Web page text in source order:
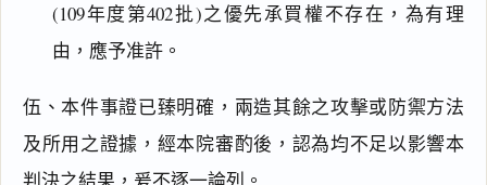
(109年度第402批)之優先承買權不存在，為有理
由，應予准許。
伍、本件事證已臻明確，兩造其餘之攻擊或防禦方法
及所用之證據，經本院審酌後，認為均不足以影響本
判決之結果，爰不逐一論列。
閱讀 研究
搜尋本